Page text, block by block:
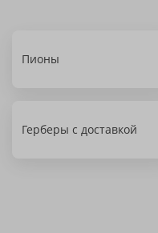
Пионы
Герберы с доставкой